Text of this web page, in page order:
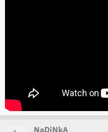
NaDiNkA